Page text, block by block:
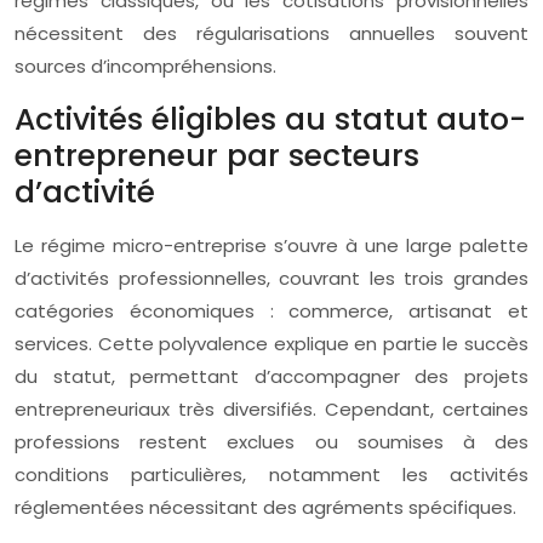
nécessitent des régularisations annuelles souvent
sources d’incompréhensions.
Activités éligibles au statut auto-
entrepreneur par secteurs
d’activité
Le régime micro-entreprise s’ouvre à une large palette
d’activités professionnelles, couvrant les trois grandes
catégories économiques : commerce, artisanat et
services. Cette polyvalence explique en partie le succès
du statut, permettant d’accompagner des projets
entrepreneuriaux très diversifiés. Cependant, certaines
professions restent exclues ou soumises à des
conditions particulières, notamment les activités
réglementées nécessitant des agréments spécifiques.